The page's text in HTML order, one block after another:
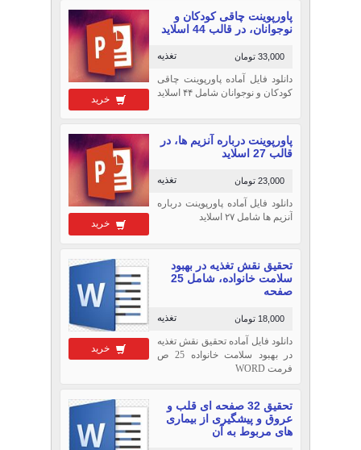
خرید
پاورپوینت چاقی کودکان و
نوجوانان، در قالب 44 اسلاید
تغذیه 33,000 تومان
دانلود فایل آماده پاورپوینت چاقی
کودکان و نوجوانان شامل ۴۴ اسلاید
خرید
پاورپوینت درباره آنزیم ها، در
قالب 27 اسلاید
تغذیه 23,000 تومان
دانلود فایل آماده پاورپوینت درباره
آنزیم ها شامل ۲۷ اسلاید
خرید
تحقیق نقش تغذیه در بهبود
سلامت خانواده، شامل 25
صفحه
تغذیه 18,000 تومان
دانلود فایل آماده تحقیق نقش تغذیه
در بهبود سلامت خانواده 25 ص
فرمت WORD
تحقیق 32 صفحه ای قلب و
عروق و پیشگیری از بیماری
های مربوط به آن